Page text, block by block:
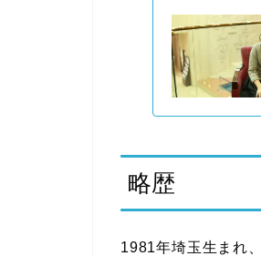
略歴
1981年埼玉生まれ